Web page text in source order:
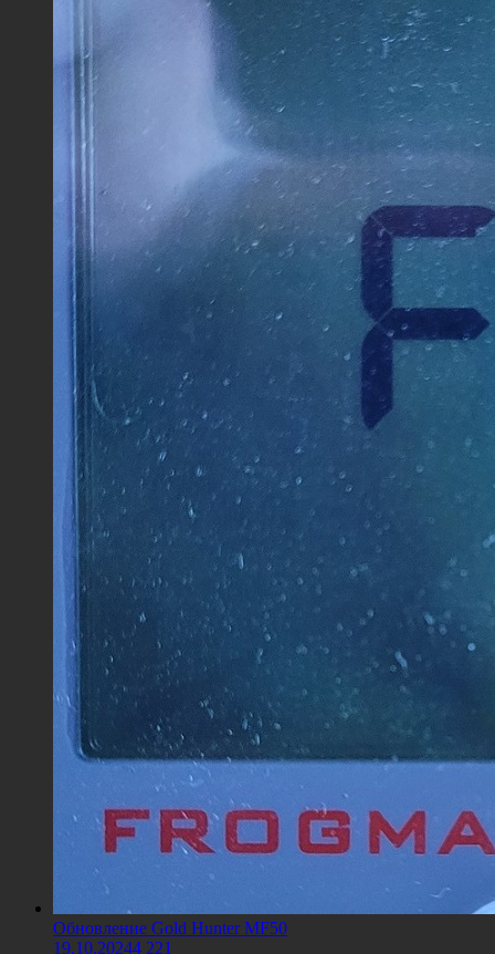
Обновление Gold Hunter MF50
19.10.20244 221